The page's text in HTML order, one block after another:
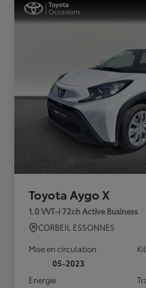
Toyota Aygo X
1.0 VVT-i 72ch Active Business
CORBEIL ESSONNES
Mise en circulation
05-2023
Energie